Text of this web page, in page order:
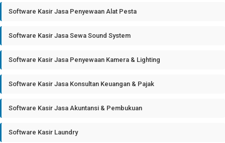
Software Kasir Jasa Penyewaan Alat Pesta
Software Kasir Jasa Sewa Sound System
Software Kasir Jasa Penyewaan Kamera & Lighting
Software Kasir Jasa Konsultan Keuangan & Pajak
Software Kasir Jasa Akuntansi & Pembukuan
Software Kasir Laundry